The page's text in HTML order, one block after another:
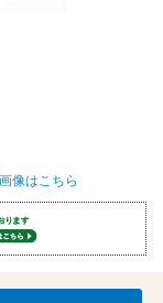
像はこちら